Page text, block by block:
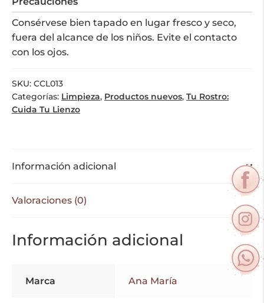
Consérvese bien tapado en lugar fresco y seco,
fuera del alcance de los niños. Evite el contacto
con los ojos.
SKU: CCL013
Categorías: Limpieza, Productos nuevos, Tu Rostro:
Cuida Tu Lienzo
Información adicional
Valoraciones (0)
Información adicional
Marca Ana María